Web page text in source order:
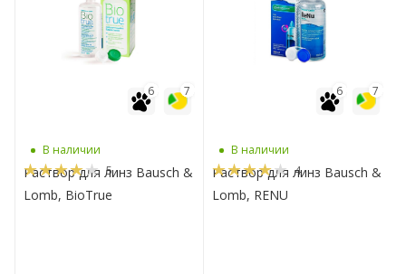
7
6
В наличии
5
Раствор для линз Bausch &
Lomb, BioTrue
7
6
В наличии
4
Раствор для линз Bausch &
Lomb, RENU